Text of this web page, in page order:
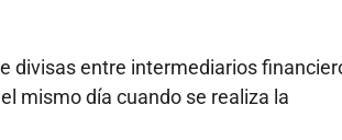
divisas entre intermediarios
mismo día cuando se realiza la